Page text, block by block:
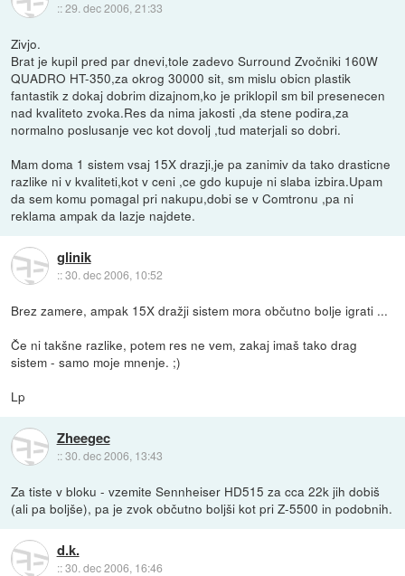
::29. dec 2006, 21:33
Zivjo.
Brat je kupil pred par dnevi,tole zadevo Surround Zvočniki 160W
QUADRO HT-350,za okrog 30000 sit, sm mislu obicn plastik
fantastik z dokaj dobrim dizajnom,ko je priklopil sm bil presenecen
nad kvaliteto zvoka.Res da nima jakosti ,da stene podira,za
normalno poslusanje vec kot dovolj ,tud materjali so dobri.
Mam doma 1 sistem vsaj 15X drazji,je pa zanimiv da tako drasticne
razlike ni v kvaliteti,kot v ceni ,ce gdo kupuje ni slaba izbira.Upam
da sem komu pomagal pri nakupu,dobi se v Comtronu ,pa ni
reklama ampak da lazje najdete.
glinik
::30. dec 2006, 10:52
Brez zamere, ampak 15X dražji sistem mora občutno bolje igrati ...
Če ni takšne razlike, potem res ne vem, zakaj imaš tako drag
sistem - samo moje mnenje. ;)
Lp
Zheegec
::30. dec 2006, 13:43
Za tiste v bloku - vzemite Sennheiser HD515 za cca 22k jih dobiš
(ali pa boljše), pa je zvok občutno boljši kot pri Z-5500 in podobnih.
d.k.
::30. dec 2006, 16:46